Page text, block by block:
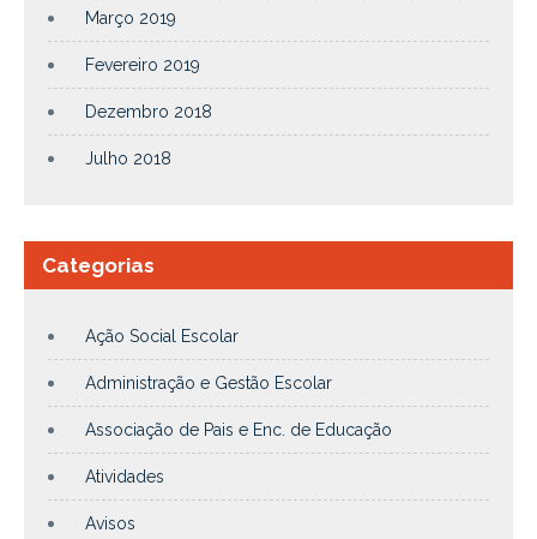
Março 2019
Fevereiro 2019
Dezembro 2018
Julho 2018
Categorias
Ação Social Escolar
Administração e Gestão Escolar
Associação de Pais e Enc. de Educação
Atividades
Avisos